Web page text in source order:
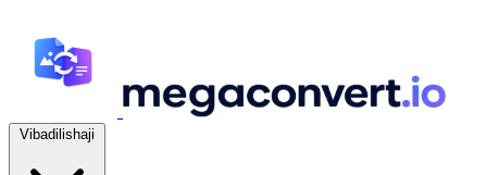
Vibadilishaji